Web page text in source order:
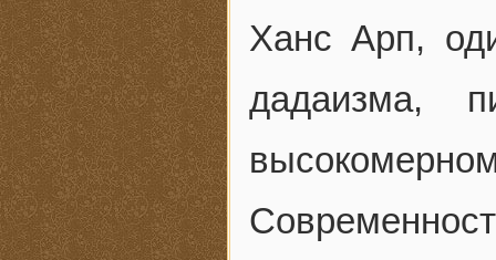
Ханс Арп,
дадаизма,